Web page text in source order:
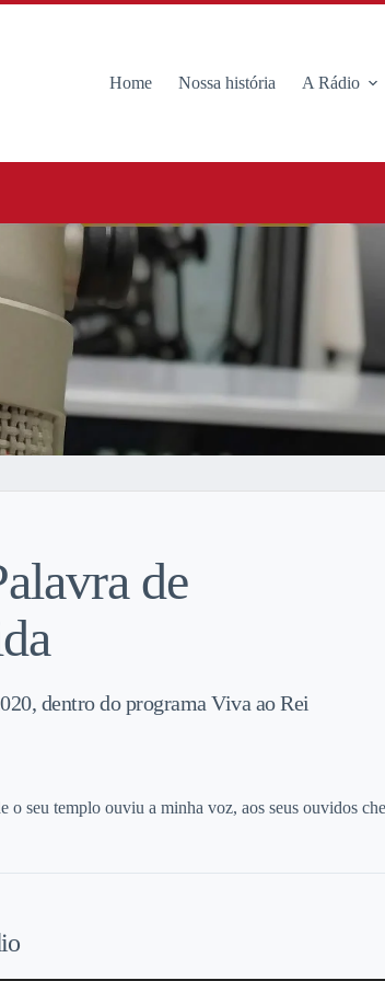
Home Nossa história A Rádio
de
dentro do programa Viva ao Rei
o seu templo ouviu a minha voz, aos seus ouvidos